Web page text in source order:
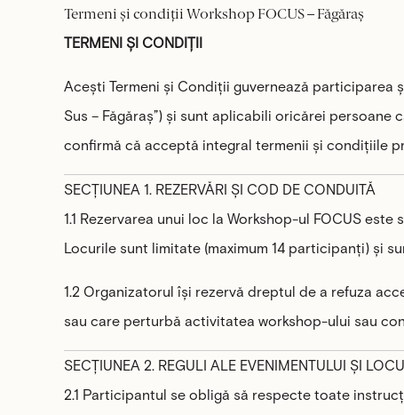
Termeni și condiții Workshop FOCUS – Făgăraș
TERMENI ȘI CONDIȚII
Acești Termeni și Condiții guvernează participarea
Sus – Făgăraș”) și sunt aplicabili oricărei
confirmă că acceptă integral termenii și condițiile
SECȚIUNEA 1. REZERVĂRI ȘI COD DE CONDUITĂ
1.1 Rezervarea unui loc la Workshop-ul FOCUS
Locurile sunt limitate (maximum 14 participanți) și
1.2 Organizatorul își rezervă dreptul de a refuza
sau care perturbă activitatea workshop-ului sau
SECȚIUNEA 2. REGULI ALE EVENIMENTULUI ȘI
2.1 Participantul se obligă să respecte toate